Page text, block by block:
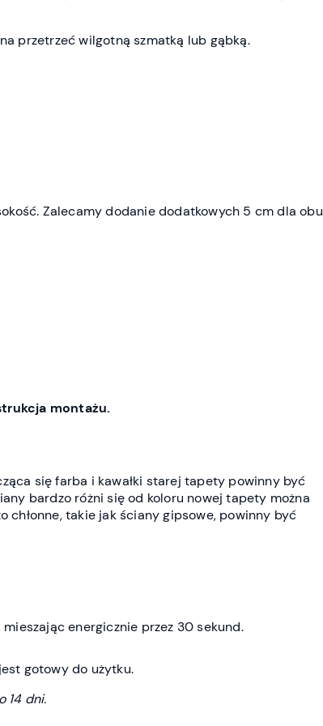
przetrzeć wilgotną szmatką lub gąbką.
Zalecamy dodanie dodatkowych 5 cm dla obu
montażu.
się farba i kawałki starej tapety powinny być
bardzo różni się od koloru nowej tapety można
chłonne, takie jak ściany gipsowe, powinny być
energicznie przez 30 sekund.
gotowy do użytku.
14 dni.